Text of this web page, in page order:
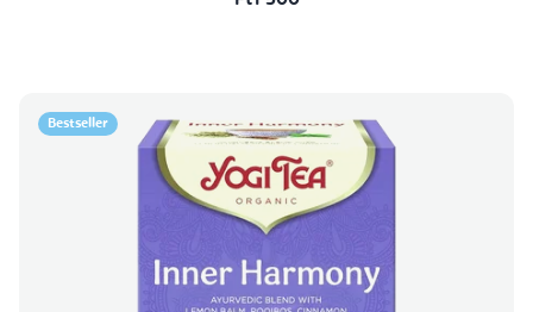
Bestseller